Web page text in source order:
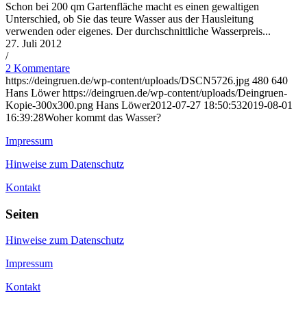
Schon bei 200 qm Gartenfläche macht es einen gewaltigen
Unterschied, ob Sie das teure Wasser aus der Hausleitung
verwenden oder eigenes. Der durchschnittliche Wasserpreis...
27. Juli 2012
/
2 Kommentare
https://deingruen.de/wp-content/uploads/DSCN5726.jpg 480 640
Hans Löwer https://deingruen.de/wp-content/uploads/Deingruen-
Kopie-300x300.png Hans Löwer2012-07-27 18:50:532019-08-01
16:39:28Woher kommt das Wasser?
Impressum
Hinweise zum Datenschutz
Kontakt
Seiten
Hinweise zum Datenschutz
Impressum
Kontakt